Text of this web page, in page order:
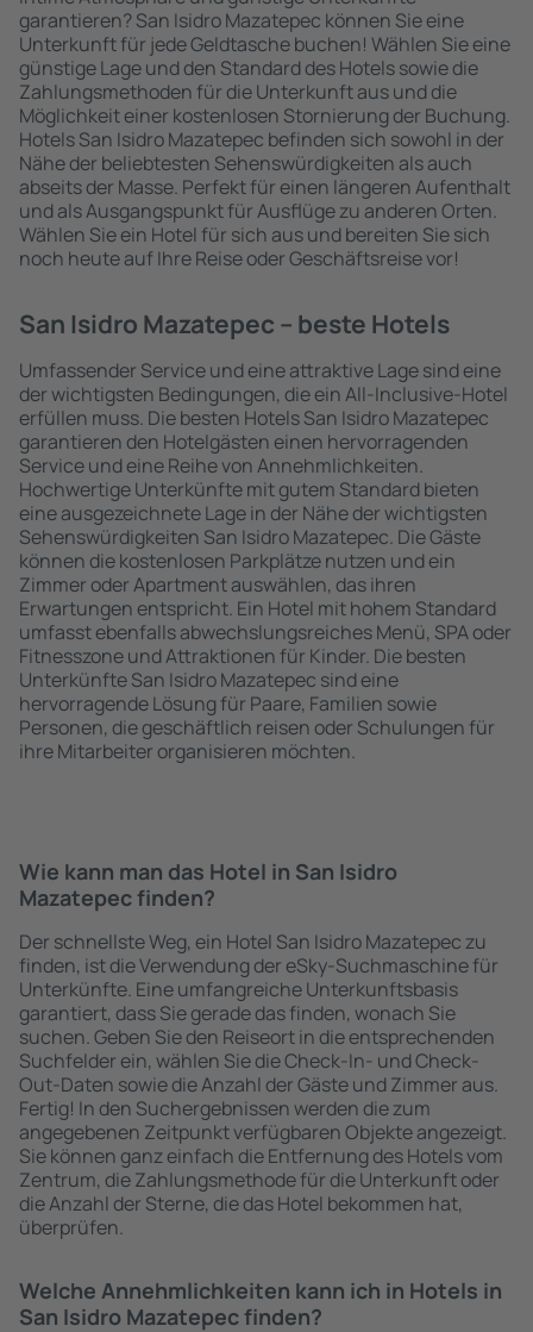
garantieren? San Isidro Mazatepec können Sie eine
Unterkunft für jede Geldtasche buchen! Wählen Sie eine
günstige Lage und den Standard des Hotels sowie die
Zahlungsmethoden für die Unterkunft aus und die
Möglichkeit einer kostenlosen Stornierung der Buchung.
Hotels San Isidro Mazatepec befinden sich sowohl in der
Nähe der beliebtesten Sehenswürdigkeiten als auch
abseits der Masse. Perfekt für einen längeren Aufenthalt
und als Ausgangspunkt für Ausflüge zu anderen Orten.
Wählen Sie ein Hotel für sich aus und bereiten Sie sich
noch heute auf Ihre Reise oder Geschäftsreise vor!
San Isidro Mazatepec – beste Hotels
Umfassender Service und eine attraktive Lage sind eine
der wichtigsten Bedingungen, die ein All-Inclusive-Hotel
erfüllen muss. Die besten Hotels San Isidro Mazatepec
garantieren den Hotelgästen einen hervorragenden
Service und eine Reihe von Annehmlichkeiten.
Hochwertige Unterkünfte mit gutem Standard bieten
eine ausgezeichnete Lage in der Nähe der wichtigsten
Sehenswürdigkeiten San Isidro Mazatepec. Die Gäste
können die kostenlosen Parkplätze nutzen und ein
Zimmer oder Apartment auswählen, das ihren
Erwartungen entspricht. Ein Hotel mit hohem Standard
umfasst ebenfalls abwechslungsreiches Menü, SPA oder
Fitnesszone und Attraktionen für Kinder. Die besten
Unterkünfte San Isidro Mazatepec sind eine
hervorragende Lösung für Paare, Familien sowie
Personen, die geschäftlich reisen oder Schulungen für
ihre Mitarbeiter organisieren möchten.
Wie kann man das Hotel in San Isidro
Mazatepec finden?
Der schnellste Weg, ein Hotel San Isidro Mazatepec zu
finden, ist die Verwendung der eSky-Suchmaschine für
Unterkünfte. Eine umfangreiche Unterkunftsbasis
garantiert, dass Sie gerade das finden, wonach Sie
suchen. Geben Sie den Reiseort in die entsprechenden
Suchfelder ein, wählen Sie die Check-In- und Check-
Out-Daten sowie die Anzahl der Gäste und Zimmer aus.
Fertig! In den Suchergebnissen werden die zum
angegebenen Zeitpunkt verfügbaren Objekte angezeigt.
Sie können ganz einfach die Entfernung des Hotels vom
Zentrum, die Zahlungsmethode für die Unterkunft oder
die Anzahl der Sterne, die das Hotel bekommen hat,
überprüfen.
Welche Annehmlichkeiten kann ich in Hotels in
San Isidro Mazatepec finden?